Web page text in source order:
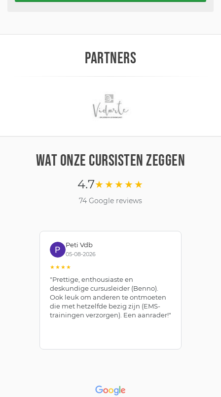
PARTNERS
WAT ONZE CURSISTEN ZEGGEN
4.7★★★★★
74 Google reviews
Peti Vdb
05-08-2026
"Prettige, enthousiaste en
deskundige cursusleider (Benno).
Ook leuk om anderen te ontmoeten
die met hetzelfde bezig zijn (EMS-
trainingen verzorgen). Een aanrader!"